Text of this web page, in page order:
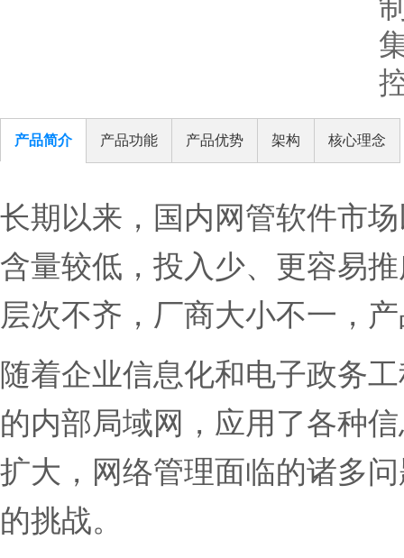
产品简介 产品功能 产品优势 架构 核心理念
长期以来，国内网管软件市
含量较低，投入少、更容易
层次不齐，厂商大小不一，
随着企业信息化和电子政务
的内部局域网，应用了各种
扩大，网络管理面临的诸多
的挑战。